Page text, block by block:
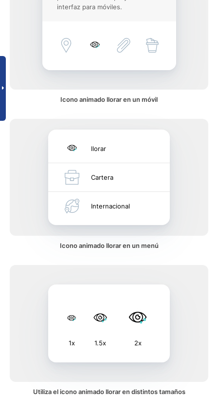
interfaz para móviles.
Icono animado llorar en un móvil
llorar
Cartera
Internacional
Icono animado llorar en un menú
1x 1.5x 2x
Utiliza el icono animado llorar en distintos tamaños